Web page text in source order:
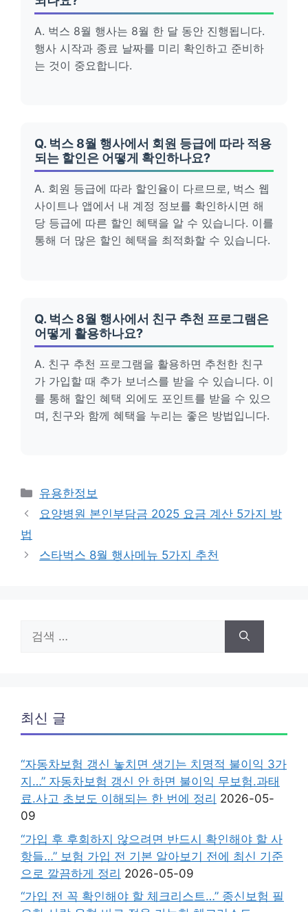
A. 벅스 8월 행사는 8월 한 달 동안 진행됩니다.
행사 시작과 종료 날짜를 미리 확인하고 준비하
는 것이 중요합니다.
Q. 벅스 8월 행사에서 회원 등급에 따라 적용
되는 할인은 어떻게 확인하나요?
A. 회원 등급에 따라 할인율이 다르므로, 벅스 웹
사이트나 앱에서 내 계정 정보를 확인하시면 해
당 등급에 따른 할인 혜택을 알 수 있습니다. 이를
통해 더 많은 할인 혜택을 최적화할 수 있습니다.
Q. 벅스 8월 행사에서 친구 추천 프로그램은
어떻게 활용하나요?
A. 친구 추천 프로그램을 활용하면 추천한 친구
가 가입할 때 추가 보너스를 받을 수 있습니다. 이
를 통해 할인 혜택 외에도 포인트를 받을 수 있으
며, 친구와 함께 혜택을 누리는 좋은 방법입니다.
카
테
유용한정보
요양병원 본인부담금 2025 요금 계산 5가지 방
법
스타벅스 8월 행사메뉴 5가지 추천
색:
최신 글
“자동차보험 갱신 놓치면 생기는 치명적 불이익 3가
지…” 자동차보험 갱신 안 하면 불이익 무보험.과태
료.사고 초보도 이해되는 한 번에 정리 2026-05-
09
“가입 후 후회하지 않으려면 반드시 확인해야 할 사
항들…” 보험 가입 전 기본 알아보기 전에 최신 기준
으로 깔끔하게 정리 2026-05-09
“가입 전 꼭 확인해야 할 체크리스트…” 종신보험 필